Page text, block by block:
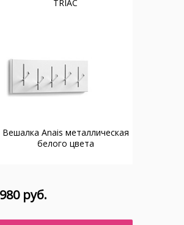
TRIAC
Вешалка Anais металлическая
белого цвета
руб.